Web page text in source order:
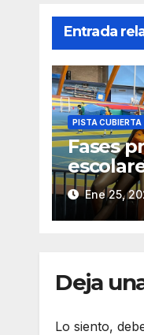
Entrada
PISTA CUBIERTA
Fases
Ene 25,
Deja
Lo siento,